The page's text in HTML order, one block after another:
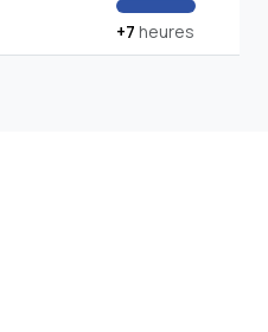
+7 heures